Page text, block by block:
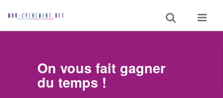
Toggle
search
Toggle
On vous fait gagner
du temps !